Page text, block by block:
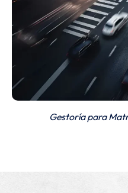
Gestoría para